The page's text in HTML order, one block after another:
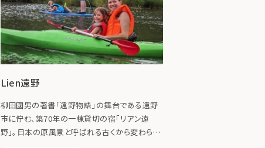
Lien遠野
柳田國男の著書「遠野物語」の舞台である遠野
市に佇む、築70年の一棟貸切の宿「リアン遠
野」。日本の原風景と呼ばれる古くから変わらぬ